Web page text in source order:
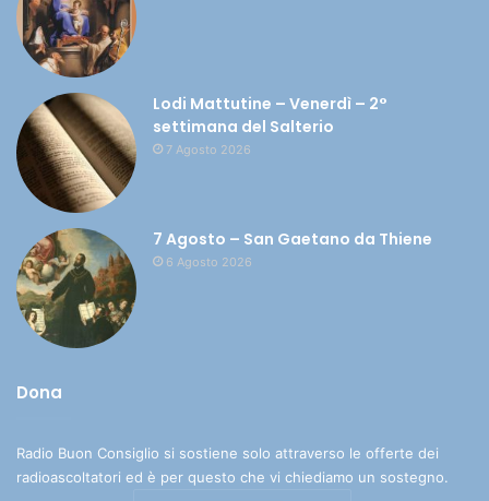
Lodi Mattutine – Venerdì – 2°
settimana del Salterio
7 Agosto 2026
7 Agosto – San Gaetano da Thiene
6 Agosto 2026
Dona
Radio Buon Consiglio si sostiene solo attraverso le offerte dei
radioascoltatori ed è per questo che vi chiediamo un sostegno.